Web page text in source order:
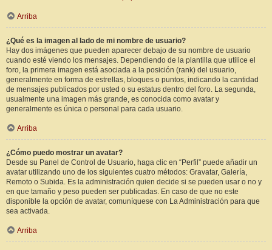
Arriba
¿Qué es la imagen al lado de mi nombre de usuario?
Hay dos imágenes que pueden aparecer debajo de su nombre de usuario
cuando esté viendo los mensajes. Dependiendo de la plantilla que utilice el
foro, la primera imagen está asociada a la posición (rank) del usuario,
generalmente en forma de estrellas, bloques o puntos, indicando la cantidad
de mensajes publicados por usted o su estatus dentro del foro. La segunda,
usualmente una imagen más grande, es conocida como avatar y
generalmente es única o personal para cada usuario.
Arriba
¿Cómo puedo mostrar un avatar?
Desde su Panel de Control de Usuario, haga clic en “Perfil” puede añadir un
avatar utilizando uno de los siguientes cuatro métodos: Gravatar, Galería,
Remoto o Subida. Es la administración quien decide si se pueden usar o no y
en que tamaño y peso pueden ser publicadas. En caso de que no este
disponible la opción de avatar, comuníquese con La Administración para que
sea activada.
Arriba